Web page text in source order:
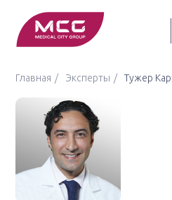
Главная Эксперты Тужер